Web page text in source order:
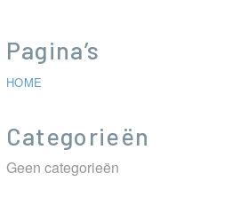
Pagina’s
HOME
Categorieën
Geen categorieën